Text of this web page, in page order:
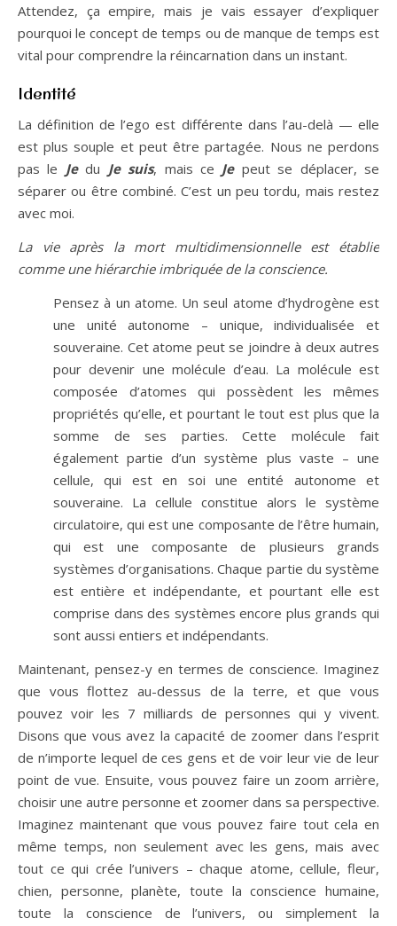
Attendez, ça empire, mais je vais essayer d’expliquer
pourquoi le concept de temps ou de manque de temps est
vital pour comprendre la réincarnation dans un instant.
Identité
La définition de l’ego est différente dans l’au-delà — elle
est plus souple et peut être partagée. Nous ne perdons
pas le Jedu Je suis, mais ce Jepeut se déplacer, se
séparer ou être combiné. C’est un peu tordu, mais restez
avec moi.
La vie après la mort multidimensionnelle est établie
comme une hiérarchie imbriquée de la conscience.
Pensez à un atome. Un seul atome d’hydrogène est
une unité autonome – unique, individualisée et
souveraine. Cet atome peut se joindre à deux autres
pour devenir une molécule d’eau. La molécule est
composée d’atomes qui possèdent les mêmes
propriétés qu’elle, et pourtant le tout est plus que la
somme de ses parties. Cette molécule fait
également partie d’un système plus vaste – une
cellule, qui est en soi une entité autonome et
souveraine. La cellule constitue alors le système
circulatoire, qui est une composante de l’être humain,
qui est une composante de plusieurs grands
systèmes d’organisations. Chaque partie du système
est entière et indépendante, et pourtant elle est
comprise dans des systèmes encore plus grands qui
sont aussi entiers et indépendants.
Maintenant, pensez-y en termes de conscience. Imaginez
que vous flottez au-dessus de la terre, et que vous
pouvez voir les 7 milliards de personnes qui y vivent.
Disons que vous avez la capacité de zoomer dans l’esprit
de n’importe lequel de ces gens et de voir leur vie de leur
point de vue. Ensuite, vous pouvez faire un zoom arrière,
choisir une autre personne et zoomer dans sa perspective.
Imaginez maintenant que vous pouvez faire tout cela en
même temps, non seulement avec les gens, mais avec
tout ce qui crée l’univers – chaque atome, cellule, fleur,
chien, personne, planète, toute la conscience humaine,
toute la conscience de l’univers, ou simplement la